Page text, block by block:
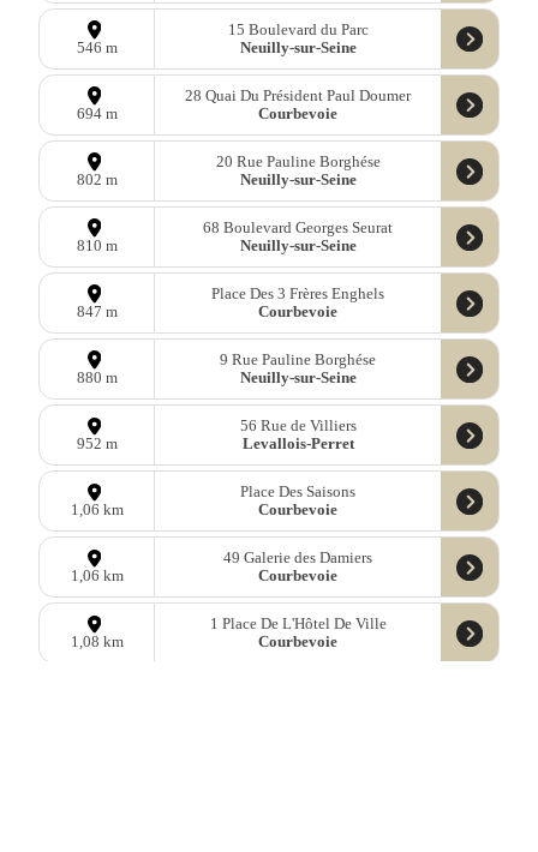
546 m
15 Boulevard du Parc
Neuilly-sur-Seine
694 m
28 Quai Du Président Paul Doumer
Courbevoie
802 m
20 Rue Pauline Borghése
Neuilly-sur-Seine
810 m
68 Boulevard Georges Seurat
Neuilly-sur-Seine
847 m
Place Des 3 Frères Enghels
Courbevoie
880 m
9 Rue Pauline Borghése
Neuilly-sur-Seine
952 m
56 Rue de Villiers
Levallois-Perret
1,06 km
Place Des Saisons
Courbevoie
1,06 km
49 Galerie des Damiers
Courbevoie
1,08 km
1 Place De L'Hôtel De Ville
Courbevoie